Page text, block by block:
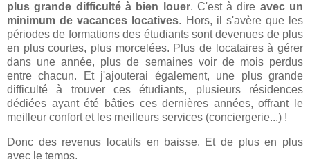
plus grande difficulté à bien louer. C'est à dire avec un
minimum de vacances locatives. Hors, il s'avère que les
périodes de formations des étudiants sont devenues de plus
en plus courtes, plus morcelées. Plus de locataires à gérer
dans une année, plus de semaines voir de mois perdus
entre chacun. Et j'ajouterai également, une plus grande
difficulté à trouver ces étudiants, plusieurs résidences
dédiées ayant été bâties ces dernières années, offrant le
meilleur confort et les meilleurs services (conciergerie...) !
Donc des revenus locatifs en baisse. Et de plus en plus
avec le temps.